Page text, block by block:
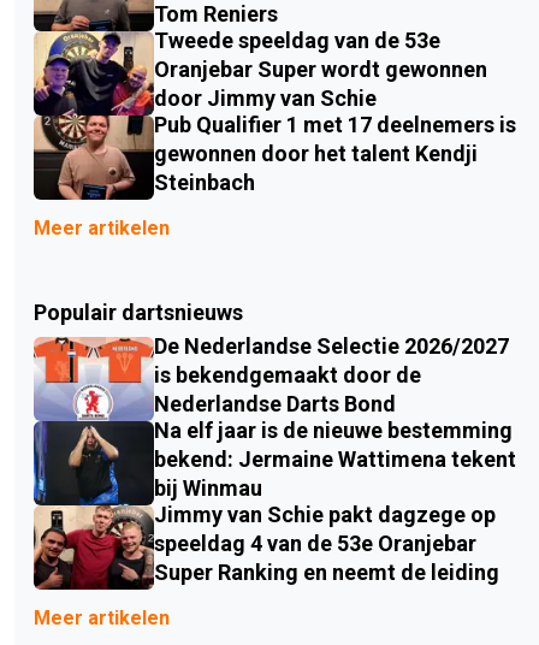
Tom Reniers
Tweede speeldag van de 53e
Oranjebar Super wordt gewonnen
door Jimmy van Schie
Pub Qualifier 1 met 17 deelnemers is
gewonnen door het talent Kendji
Steinbach
Meer artikelen
Populair dartsnieuws
De Nederlandse Selectie 2026/2027
is bekendgemaakt door de
Nederlandse Darts Bond
Na elf jaar is de nieuwe bestemming
bekend: Jermaine Wattimena tekent
bij Winmau
Jimmy van Schie pakt dagzege op
speeldag 4 van de 53e Oranjebar
Super Ranking en neemt de leiding
Meer artikelen